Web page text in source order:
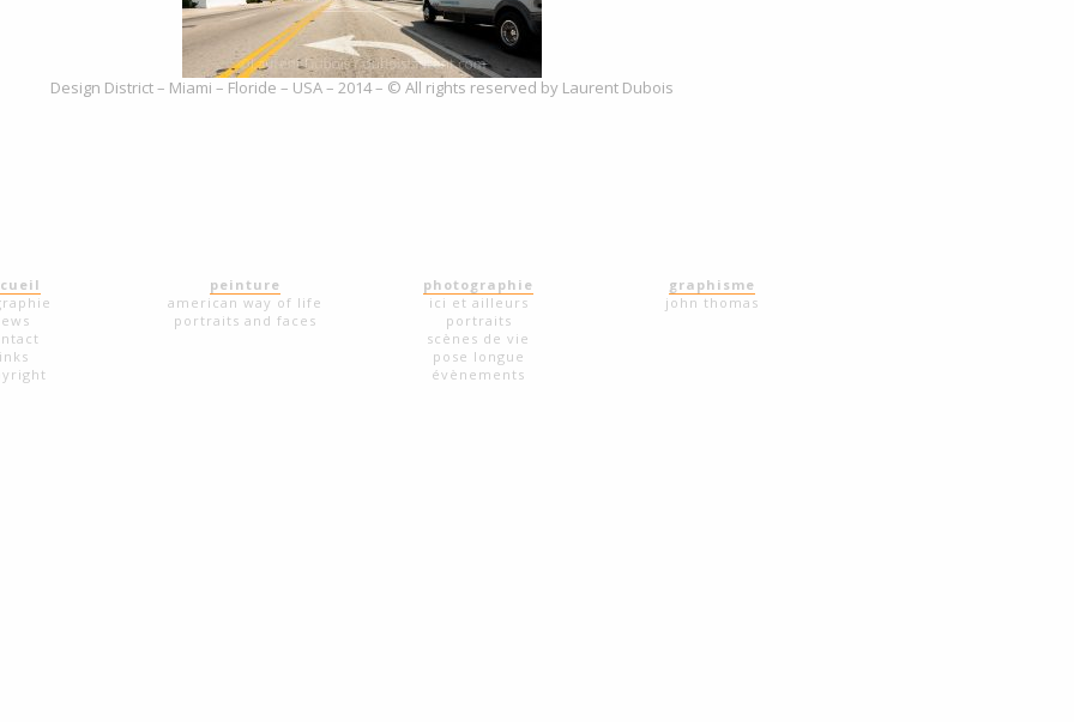
Design District – Miami – Floride – USA – 2014 – © All rights reserved by Laurent Dubois
peinture
american way of life
portraits and faces
photographie
ici et ailleurs
portraits
scènes de vie
pose longue
évènements
graphisme
john thomas